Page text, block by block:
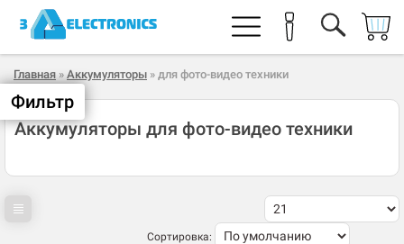
Главная » Аккумуляторы » для фото-видео техники
Аккумуляторы для фото-видео техники
Сортировка:
Фильтр